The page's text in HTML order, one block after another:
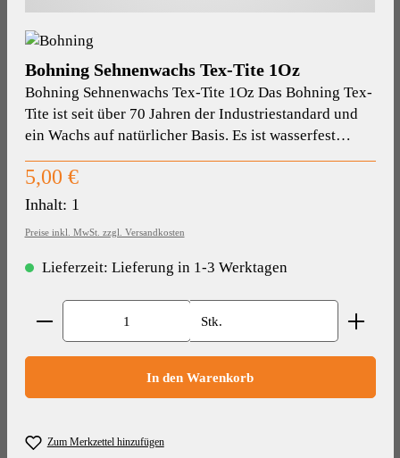
Bohning Sehnenwachs Tex-Tite 1Oz
Bohning Sehnenwachs Tex-Tite 1Oz Das Bohning Tex-
Tite ist seit über 70 Jahren der Industriestandard und
ein Wachs auf natürlicher Basis. Es ist wasserfest…
Regulärer Preis:
5,00 €
Inhalt: 1
Preise inkl. MwSt. zzgl. Versandkosten
Lieferzeit: Lieferung in 1-3 Werktagen
Produkt Anzahl: Gib den gewünschten Wert ein oder
Stk.
In den Warenkorb
Zum Merkzettel hinzufügen